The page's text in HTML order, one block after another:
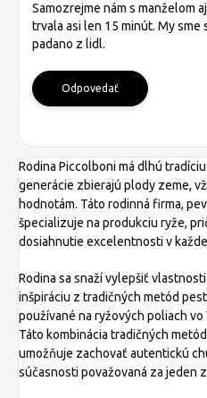
i
Samozrejme nám s manželom
trvala asi len 15 minút. My sme
padano z lidl.
Odpovedať
Rodina Piccolboni má dlhú
generácie zbierajú plody zeme,
hodnotám. Táto rodinná firma,
špecializuje na produkciu ryže,
dosiahnutie excelentnosti v
Rodina sa snaží vylepšiť
inšpiráciu z tradičných metód
používané na ryžových poliach
Táto kombinácia tradičných
umožňuje zachovať autentickú
súčasnosti považovaná za jeden